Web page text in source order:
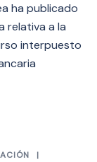
ha publicado
relativa a la
interpuesto